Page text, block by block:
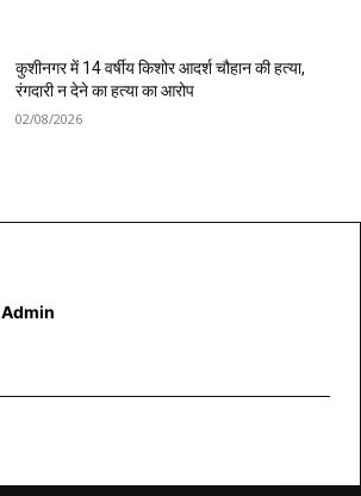
कुशीनगर में 14 वर्षीय किशोर आदर्श चौहान की हत्या,
रंगदारी न देने का हत्या का आरोप
02/08/2026
Admin